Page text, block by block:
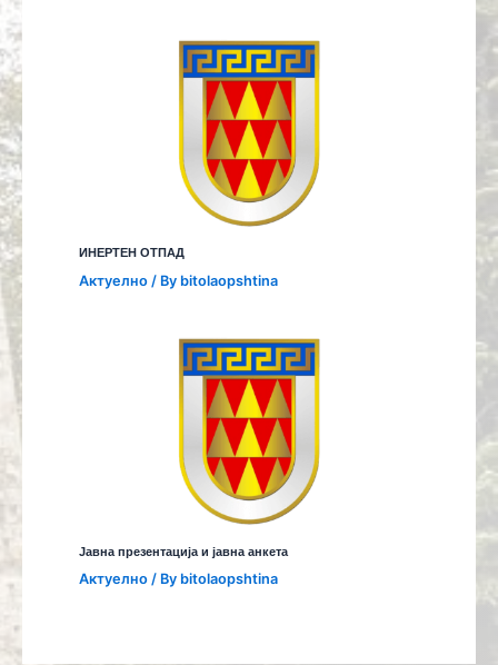
ИНЕРТЕН ОТПАД
Aктуелно / By bitolaopshtina
Јавна презентација и јавна анкета
Aктуелно / By bitolaopshtina